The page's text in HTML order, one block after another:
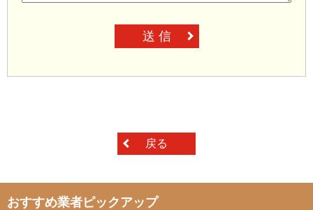
送 信
戻る
おすすめ業者ピックアップ